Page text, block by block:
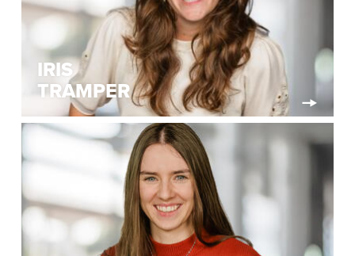
IRIS
TRAMPER